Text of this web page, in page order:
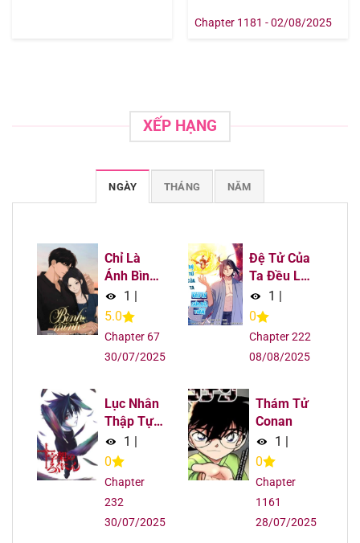
18/08/2025
Chapter 124 18/08/2025
Chapter 123 18/08/2025
18/08/2025
Chapter 121 18/08/2025
Chapter 120 18/08/2025
Chapter 119 18/08/2025
18/08/2025
Chapter 1181 - 02/08/2025
XẾP HẠNG
NGÀY THÁNG NĂM
Chỉ Là
Ánh Bình
Minh
1
5.0
Chapter 67
30/07/2025
Đệ Tử Của
Ta Đều Là
Súp Bờ
Thần
1
0
Chapter 222
08/08/2025
Lục Nhân
Thập Tự
Giá 1 |
0
Chapter
232
30/07/2025
Thám Tử
Conan
1 |
0
Chapter
1161
28/07/2025